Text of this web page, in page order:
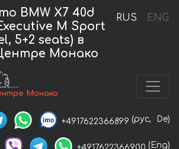
RUS ENG
BMW X7 40d
M Sport
5+2 seats) в
Монако
Монако
+4917622366899 (рус, De)
+4917622366900 (Eng)